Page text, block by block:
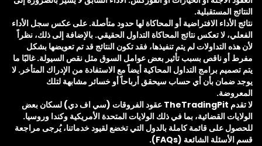
النتائج المستقبلية.
نتائج الأداء الافتراضية أو المحاكاة لها حدود متأصلة. على عكس سجل الأداء
الفعلي، لا تعكس نتائج المحاكاة التداول الحقيقي. بالإضافة إلى ذلك، نظراً
لأن هذه التداولات لم يتم تنفيذها، فقد تكون النتائج قد تم تعويضها بشكل
مفرط أو ناقص بسبب تأثير بعض عوامل السوق مثل نقص السيولة. غالبًا ما
يتم تصميم برامج التداول المحاكية أيضاً مع الاستفادة من الإدراك المتأخر. لا
يوجد ضمان بأن أي حساب سيحقق أرباحاً أو خسائر مشابهة لتلك
المعروضة.
لا تقدم TheTradingPit عقود الفروقات (سي اف دي) لسكان بعض
الولايات القضائية، بما في ذلك الولايات المتحدة الأمريكية وكندا وروسيا.
للحصول على قائمة كاملة بالدول التي تخضع لقيود خدماتنا، يُرجى مراجعة
قسم الأسئلة الشائعة (FAQs).